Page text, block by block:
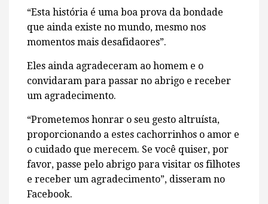
“Esta história é uma boa prova da bondade
que ainda existe no mundo, mesmo nos
momentos mais desafidaores”.
Eles ainda agradeceram ao homem e o
convidaram para passar no abrigo e receber
um agradecimento.
“Prometemos honrar o seu gesto altruísta,
proporcionando a estes cachorrinhos o amor e
o cuidado que merecem. Se você quiser, por
favor, passe pelo abrigo para visitar os filhotes
e receber um agradecimento”, disseram no
Facebook.